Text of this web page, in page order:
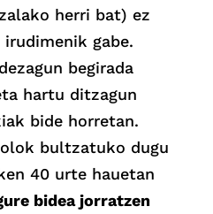
herri bat) ez
gabe.
begirada
hartu ditzagun
bide horretan.
bultzatuko dugu
40 urte hauetan
bidea jorratzen